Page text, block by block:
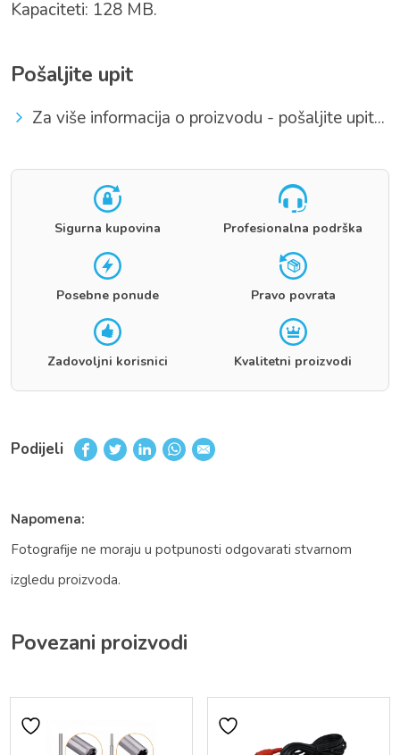
Kapaciteti: 128 MB.
Pošaljite upit
Za više informacija o proizvodu - pošaljite upit...
Sigurna kupovina Profesionalna podrška
Posebne ponude Pravo povrata
Zadovoljni korisnici Kvalitetni proizvodi
Podijeli
Napomena:
Fotografije ne moraju u potpunosti odgovarati stvarnom
izgledu proizvoda.
Povezani proizvodi